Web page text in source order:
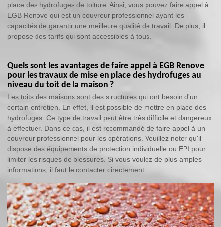
place des hydrofuges de toiture. Ainsi, vous pouvez faire appel à
EGB Renove qui est un couvreur professionnel ayant les
capacités de garantir une meilleure qualité de travail. De plus, il
propose des tarifs qui sont accessibles à tous.
Quels sont les avantages de faire appel à EGB Renove
pour les travaux de mise en place des hydrofuges au
niveau du toit de la maison ?
Les toits des maisons sont des structures qui ont besoin d'un
certain entretien. En effet, il est possible de mettre en place des
hydrofuges. Ce type de travail peut être très difficile et dangereux
à effectuer. Dans ce cas, il est recommandé de faire appel à un
couvreur professionnel pour les opérations. Veuillez noter qu'il
dispose des équipements de protection individuelle ou EPI pour
limiter les risques de blessures. Si vous voulez de plus amples
informations, il faut le contacter directement.